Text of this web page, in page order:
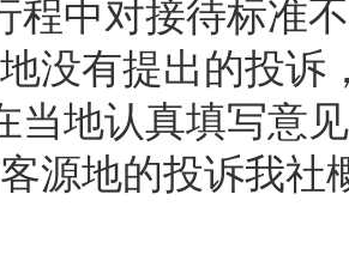
程中对接待标准
没有提出的投诉
当地认真填写意
源地的投诉我社